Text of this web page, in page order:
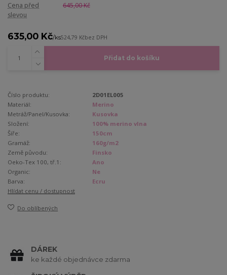
Cena před
slevou
645,00 Kč
635,00 Kč/ks524,79 Kčbez DPH
Přidat do košíku
Číslo produktu:
2D01EL005
Materiál:
Merino
Metráž/Panel/Kusovka:
Kusovka
Složení:
100% merino vlna
Šíře:
150cm
Gramáž:
160g/m2
Země původu:
Finsko
Oeko-Tex 100, tř.1:
Ano
Organic:
Ne
Barva:
Ecru
Hlídat cenu / dostupnost
Do oblíbených
DÁREK
ke každé objednávce zdarma